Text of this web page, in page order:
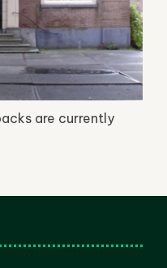
are currently